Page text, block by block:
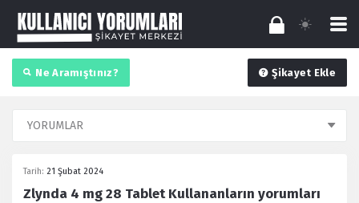
Ne Aramıştınız? Şikayet Ekle
Tarih: 21 Şubat 2024
Zlynda 4 mg 28 Tablet Kullananların yorumları